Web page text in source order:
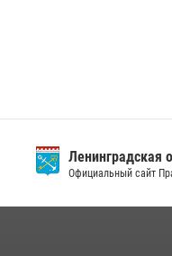
Ленинградская
Официальный сайт